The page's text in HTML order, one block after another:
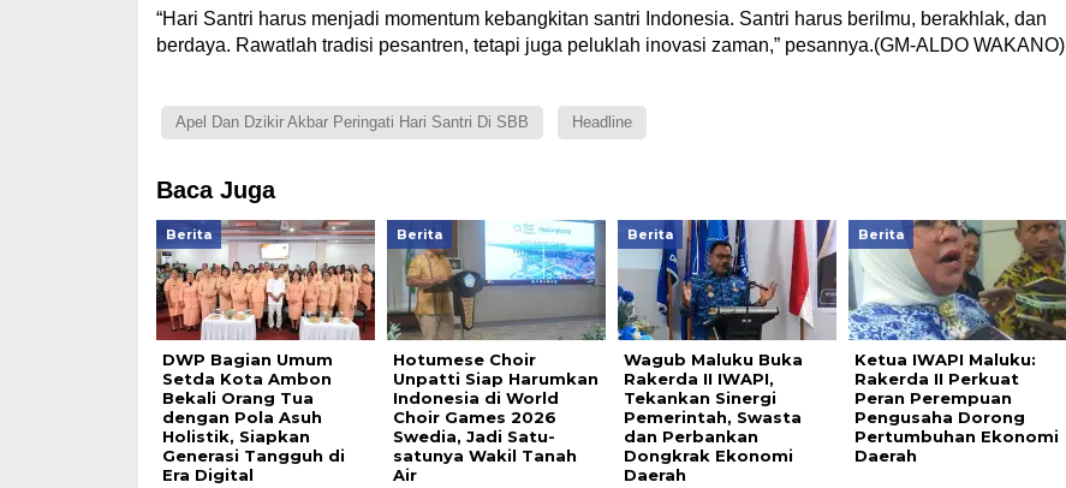
“Hari Santri harus menjadi momentum kebangkitan santri Indonesia. Santri harus berilmu, berakhlak, dan
berdaya. Rawatlah tradisi pesantren, tetapi juga peluklah inovasi zaman,” pesannya.(GM-ALDO WAKANO)
Apel Dan Dzikir Akbar Peringati Hari Santri Di SBB Headline
Baca Juga
Berita
DWP Bagian Umum
Setda Kota Ambon
Bekali Orang Tua
dengan Pola Asuh
Holistik, Siapkan
Generasi Tangguh di
Era Digital
Berita
Hotumese Choir
Unpatti Siap Harumkan
Indonesia di World
Choir Games 2026
Swedia, Jadi Satu-
satunya Wakil Tanah
Air
Berita
Wagub Maluku Buka
Rakerda II IWAPI,
Tekankan Sinergi
Pemerintah, Swasta
dan Perbankan
Dongkrak Ekonomi
Daerah
Berita
Ketua IWAPI Maluku:
Rakerda II Perkuat
Peran Perempuan
Pengusaha Dorong
Pertumbuhan Ekonomi
Daerah